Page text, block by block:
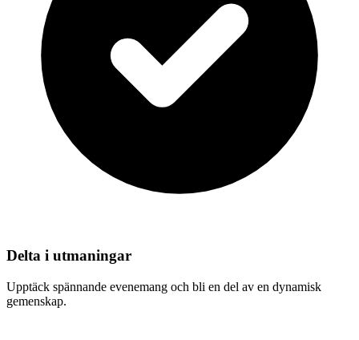
Delta i utmaningar
Upptäck spännande evenemang och bli en del av en dynamisk
gemenskap.